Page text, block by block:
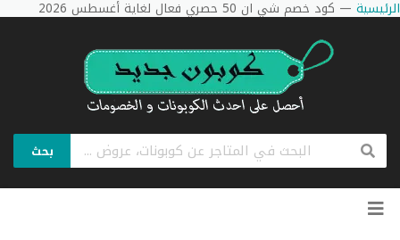
الرئيسية — كود خصم شي ان 50 حصري فعال لغاية أغسطس 2026
بحث
تخطي